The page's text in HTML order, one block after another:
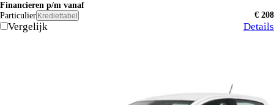
Financieren p/m vanaf
Particulier Krediettabel € 208
Vergelijk Details